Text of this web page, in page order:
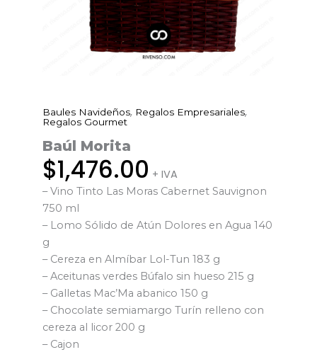
Baules Navideños, Regalos Empresariales,
Regalos Gourmet
Baúl Morita
$1,476.00 + IVA
– Vino Tinto Las Moras Cabernet Sauvignon
750 ml
– Lomo Sólido de Atún Dolores en Agua 140
g
– Cereza en Almíbar Lol-Tun 183 g
– Aceitunas verdes Búfalo sin hueso 215 g
– Galletas Mac’Ma abanico 150 g
– Chocolate semiamargo Turín relleno con
cereza al licor 200 g
– Cajon
Baúl
Morita
cantidad